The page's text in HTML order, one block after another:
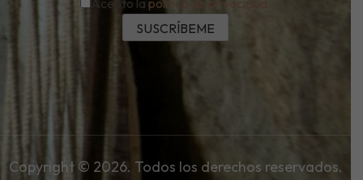
Copyright © 2026. Todos los derechos reservados.